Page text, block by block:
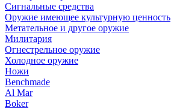
Сигнальные средства
Оружие имеющее культурную ценность
Метательное и другое оружие
Милитария
Огнестрельное оружие
Холодное оружие
Ножи
Benchmade
Al Mar
Boker